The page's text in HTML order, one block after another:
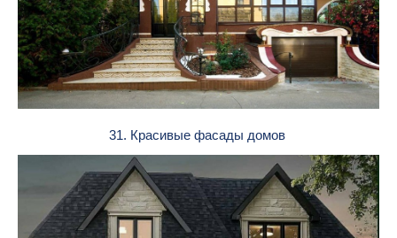
31. Красивые фасады домов